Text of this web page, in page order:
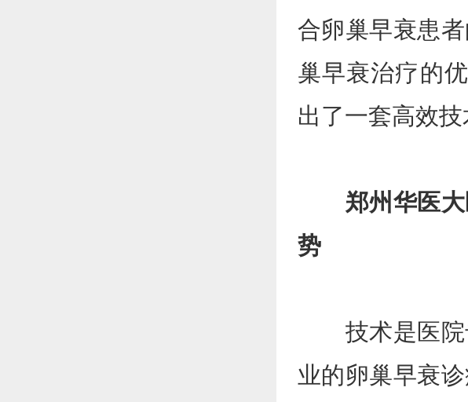
合卵巢早衰患
巢早衰治疗的
出了一套高效
郑州华医
势
技术是医院
业的卵巢早衰